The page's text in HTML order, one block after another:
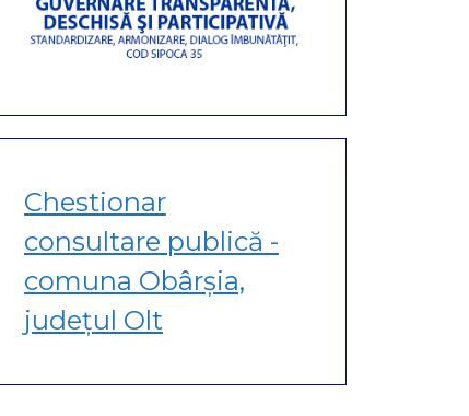
Chestionar
consultare publică -
comuna Obârșia,
județul Olt